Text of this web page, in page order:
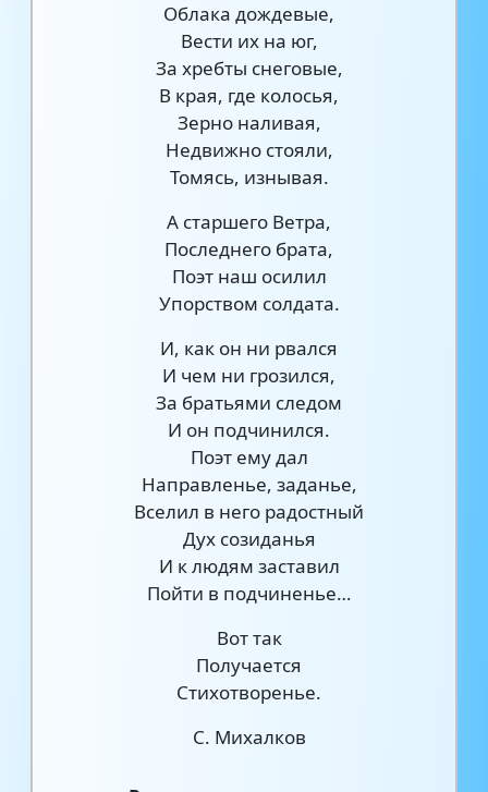
Облака дождевые,
Вести их на юг,
За хребты снеговые,
В края, где колосья,
Зерно наливая,
Недвижно стояли,
Томясь, изнывая.
А старшего Ветра,
Последнего брата,
Поэт наш осилил
Упорством солдата.
И, как он ни рвался
И чем ни грозился,
За братьями следом
И он подчинился.
Поэт ему дал
Направленье, заданье,
Вселил в него радостный
Дух созиданья
И к людям заставил
Пойти в подчиненье…
Вот так
Получается
Стихотворенье.
С. Михалков